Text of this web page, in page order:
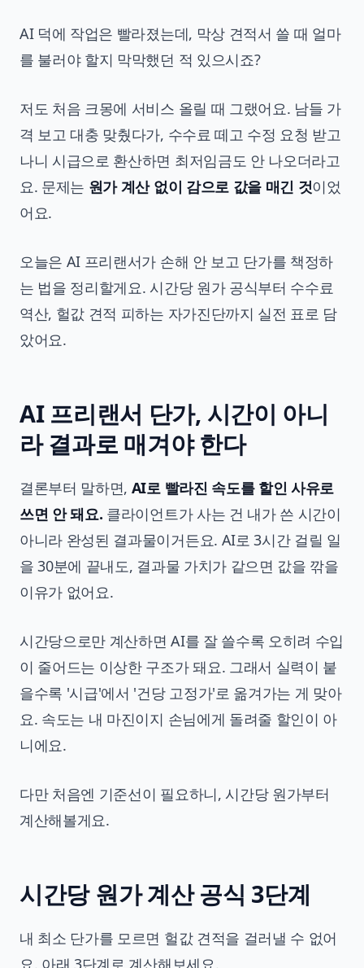
AI 덕에 작업은 빨라졌는데, 막상 견적서 쓸 때 얼마
를 불러야 할지 막막했던 적 있으시죠?
저도 처음 크몽에 서비스 올릴 때 그랬어요. 남들 가
격 보고 대충 맞췄다가, 수수료 떼고 수정 요청 받고
나니 시급으로 환산하면 최저임금도 안 나오더라고
요. 문제는 원가 계산 없이 감으로 값을 매긴 것이었
어요.
오늘은 AI 프리랜서가 손해 안 보고 단가를 책정하
는 법을 정리할게요. 시간당 원가 공식부터 수수료
역산, 헐값 견적 피하는 자가진단까지 실전 표로 담
았어요.
AI 프리랜서 단가, 시간이 아니
라 결과로 매겨야 한다
결론부터 말하면, AI로 빨라진 속도를 할인 사유로
쓰면 안 돼요. 클라이언트가 사는 건 내가 쓴 시간이
아니라 완성된 결과물이거든요. AI로 3시간 걸릴 일
을 30분에 끝내도, 결과물 가치가 같으면 값을 깎을
이유가 없어요.
시간당으로만 계산하면 AI를 잘 쓸수록 오히려 수입
이 줄어드는 이상한 구조가 돼요. 그래서 실력이 붙
을수록 '시급'에서 '건당 고정가'로 옮겨가는 게 맞아
요. 속도는 내 마진이지 손님에게 돌려줄 할인이 아
니에요.
다만 처음엔 기준선이 필요하니, 시간당 원가부터
계산해볼게요.
시간당 원가 계산 공식 3단계
내 최소 단가를 모르면 헐값 견적을 걸러낼 수 없어